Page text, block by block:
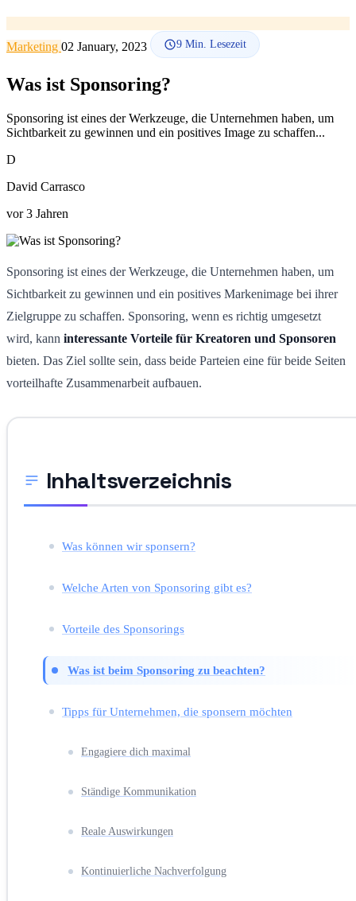
Marketing 02 January, 2023 9 Min. Lesezeit
Was ist Sponsoring?
Sponsoring ist eines der Werkzeuge, die Unternehmen haben, um
Sichtbarkeit zu gewinnen und ein positives Image zu schaffen...
D
David Carrasco
vor 3 Jahren
Sponsoring ist eines der Werkzeuge, die Unternehmen haben, um
Sichtbarkeit zu gewinnen und ein positives Markenimage bei ihrer
Zielgruppe zu schaffen. Sponsoring, wenn es richtig umgesetzt
wird, kann interessante Vorteile für Kreatoren und Sponsoren
bieten. Das Ziel sollte sein, dass beide Parteien eine für beide Seiten
vorteilhafte Zusammenarbeit aufbauen.
Inhaltsverzeichnis
Was können wir sponsern?
Welche Arten von Sponsoring gibt es?
Vorteile des Sponsorings
Was ist beim Sponsoring zu beachten?
Tipps für Unternehmen, die sponsern möchten
Engagiere dich maximal
Ständige Kommunikation
Reale Auswirkungen
Kontinuierliche Nachverfolgung